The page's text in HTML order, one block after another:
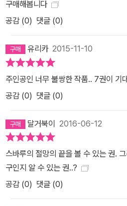
구매해봅니다
공감 (0) 댓글 (0)
유리카2015-11-10
주인공인 너무 불쌍한 작품.. 7권이 기
공감 (0) 댓글 (0)
달거북이 2016-06-12
스바루의 절망의 끝을 볼 수 있는 권.
구인지 알 수 있는 권..?
공감 (0) 댓글 (0)